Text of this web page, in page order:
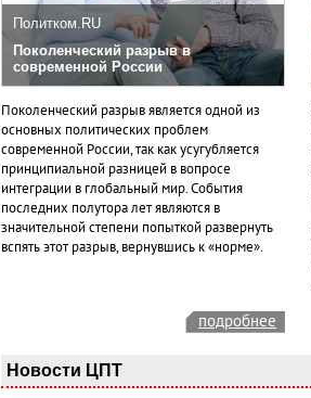
Политком.RU
Поколенческий разрыв в
современной России
Поколенческий разрыв является одной из
основных политических проблем
современной России, так как усугубляется
принципиальной разницей в вопросе
интеграции в глобальный мир. События
последних полутора лет являются в
значительной степени попыткой развернуть
вспять этот разрыв, вернувшись к «норме».
подробнее
Новости ЦПТ